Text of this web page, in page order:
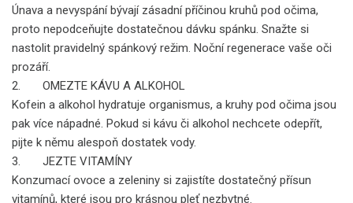
Únava a nevyspání bývají zásadní příčinou kruhů pod očima,
proto nepodceňujte dostatečnou dávku spánku. Snažte si
nastolit pravidelný spánkový režim. Noční regenerace vaše oči
prozáří.
2. OMEZTE KÁVU A ALKOHOL
Kofein a alkohol hydratuje organismus, a kruhy pod očima jsou
pak více nápadné. Pokud si kávu či alkohol nechcete odepřít,
pijte k němu alespoň dostatek vody.
3. JEZTE VITAMÍNY
Konzumací ovoce a zeleniny si zajistíte dostatečný přísun
vitamínů, které jsou pro krásnou pleť nezbytné.